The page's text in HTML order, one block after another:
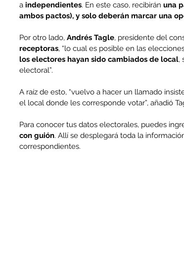
a independientes. En este caso, recibirán una
ambos pactos), y solo deberán marcar una
Por otro lado, Andrés Tagle, presidente del
receptoras, “lo cual es posible en las
los electores hayan sido cambiados de local,
electoral”.
A raíz de esto, “vuelvo a hacer un llamado
el local donde les corresponde votar”, añadió
Para conocer tus datos electorales, puedes
con guión. Allí se desplegará toda la
correspondientes.